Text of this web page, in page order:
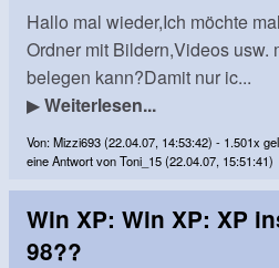
Hallo mal wieder,Ich möchte
Ordner mit Bildern,Videos usw.
belegen kann?Damit nur ic...
▶Weiterlesen...
Von: Mizzi693 (22.04.07, 14:53:42) - 1.501x
eine Antwort von Toni_15 (22.04.07, 15:51:41)
Win XP: Win XP: XP
98??